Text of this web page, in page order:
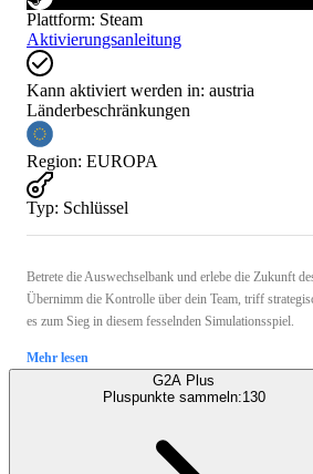
Plattform: Steam
Aktivierungsanleitung
Kann aktiviert werden in: austria
Länderbeschränkungen
Region: EUROPA
Typ: Schlüssel
Betrete die Auswechselbank und erlebe die Zukunft
Übernimm die Kontrolle über dein Team, triff
es zum Sieg in diesem fesselnden Simulationsspiel.
Mehr lesen
G2A Plus
Pluspunkte sammeln:130